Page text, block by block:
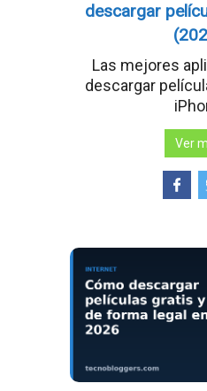
descargar
Las mejores
descargar
Ver